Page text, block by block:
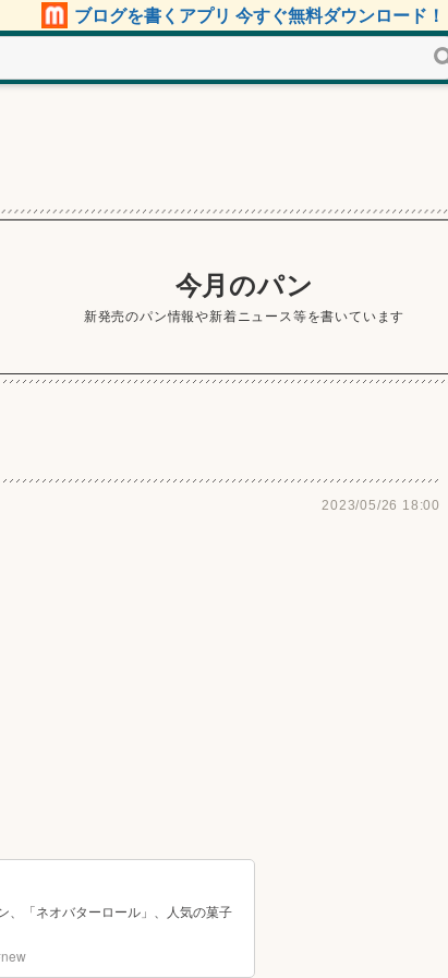
ブログを書くアプリ 今すぐ無料ダウンロード！
今月のパン
新発売のパン情報や新着ニュース等を書いています
2023/05/26 18:00